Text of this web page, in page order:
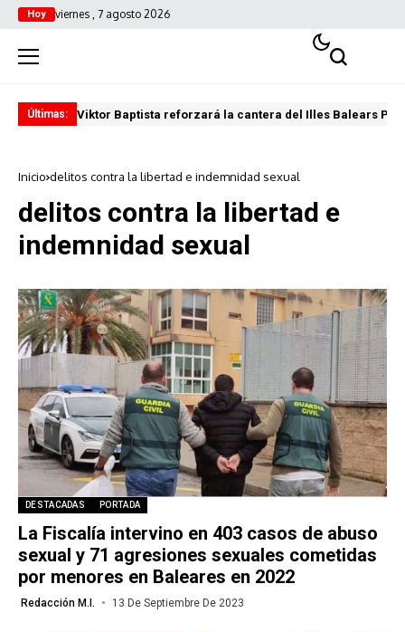
Hoy viernes , 7 agosto 2026
Últimas: Viktor Baptista reforzará la cantera del Illes Balears
Inicio delitos contra la libertad e indemnidad sexual
delitos contra la libertad e
indemnidad sexual
DESTACADAS PORTADA
La Fiscalía intervino en 403 casos de abuso
sexual y 71 agresiones sexuales cometidas
por menores en Baleares en 2022
Redacción M.I. 13 De Septiembre De 2023